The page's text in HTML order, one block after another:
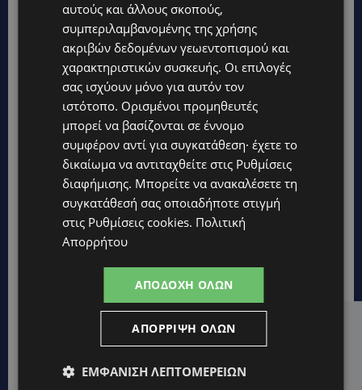
ΚΙΤΡΙΝΗ ΠΡΟΕΙΔΟΠΟΙΗΣΗ: Έτοιμοι για παραλία –
αυτούς και άλλους σκοπούς,
συμπεριλαμβανομένης της χρήσης
ακριβών δεδομένων γεωεντοπισμού και
χαρακτηριστικών συσκευής. Οι επιλογές
σας ισχύουν μόνο για αυτόν τον
ιστότοπο. Ορισμένοι προμηθευτές
μπορεί να βασίζονται σε έννομο
συμφέρον αντί για συγκατάθεση· έχετε το
δικαίωμα να αντιταχθείτε στις Ρυθμίσεις
διαφήμισης. Μπορείτε να ανακαλέσετε τη
συγκατάθεσή σας οποιαδήποτε στιγμή
στις Ρυθμίσεις cookies. Πολιτική
Απορρήτου
ΑΠΟΔΟΧΉ ΌΛΩΝ
ΑΠΌΡΡΙΨΗ ΌΛΩΝ
ΕΜΦΆΝΙΣΗ ΛΕΠΤΟΜΕΡΕΙΏΝ